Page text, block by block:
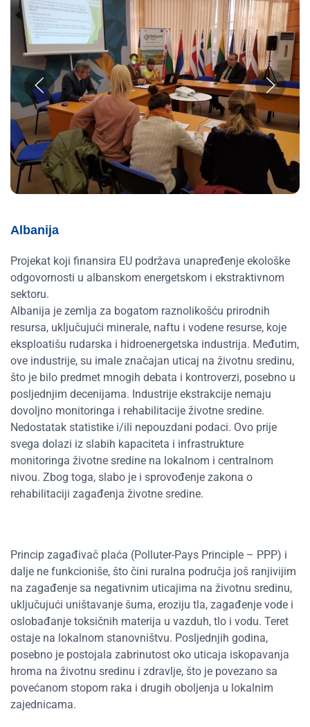
Albanija
Projekat koji finansira EU podržava unapređenje ekološke
odgovornosti u albanskom energetskom i ekstraktivnom
sektoru.
Albanija je zemlja za bogatom raznolikošću prirodnih
resursa, uključujući minerale, naftu i vodene resurse, koje
eksploatišu rudarska i hidroenergetska industrija. Međutim,
ove industrije, su imale značajan uticaj na životnu sredinu,
što je bilo predmet mnogih debata i kontroverzi, posebno u
posljednjim decenijama. Industrije ekstrakcije nemaju
dovoljno monitoringa i rehabilitacije životne sredine.
Nedostatak statistike i/ili nepouzdani podaci. Ovo prije
svega dolazi iz slabih kapaciteta i infrastrukture
monitoringa životne sredine na lokalnom i centralnom
nivou. Zbog toga, slabo je i sprovođenje zakona o
rehabilitaciji zagađenja životne sredine.
Princip zagađivač plaća (Polluter-Pays Principle – PPP) i
dalje ne funkcioniše, što čini ruralna područja još ranjivijim
na zagađenje sa negativnim uticajima na životnu sredinu,
uključujući uništavanje šuma, eroziju tla, zagađenje vode i
oslobađanje toksičnih materija u vazduh, tlo i vodu. Teret
ostaje na lokalnom stanovništvu. Posljednjih godina,
posebno je postojala zabrinutost oko uticaja iskopavanja
hroma na životnu sredinu i zdravlje, što je povezano sa
povećanom stopom raka i drugih oboljenja u lokalnim
zajednicama.